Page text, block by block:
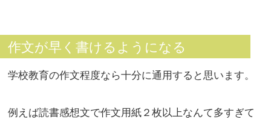
作文が早く書けるようになる
学校教育の作文程度なら十分に通用すると思います。
例えば読書感想文で作文用紙２枚以上なんて多すぎて